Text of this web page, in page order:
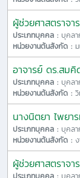
ผู้ช่วยศาสตราจา
ประเภทบุคคล : บุคล
หน่วยงานต้นสังกัด :
อาจารย์ ดร.สม
ประเภทบุคคล : บุคล
หน่วยงานต้นสังกัด :
นางนิตยา ไพยา
ประเภทบุคคล : บุคล
หน่วยงานต้นสังกัด :
ผู้ช่วยศาสตราจ